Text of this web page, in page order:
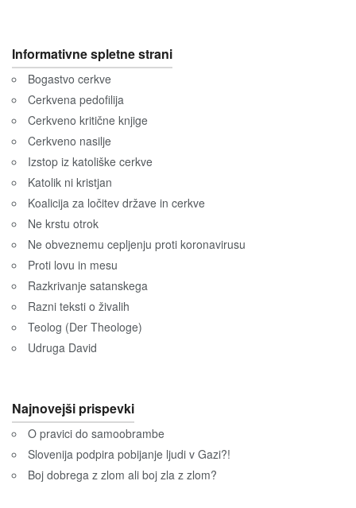
Informativne spletne strani
Bogastvo cerkve
Cerkvena pedofilija
Cerkveno kritične knjige
Cerkveno nasilje
Izstop iz katoliške cerkve
Katolik ni kristjan
Koalicija za ločitev države in cerkve
Ne krstu otrok
Ne obveznemu cepljenju proti koronavirusu
Proti lovu in mesu
Razkrivanje satanskega
Razni teksti o živalih
Teolog (Der Theologe)
Udruga David
Najnovejši prispevki
O pravici do samoobrambe
Slovenija podpira pobijanje ljudi v Gazi?!
Boj dobrega z zlom ali boj zla z zlom?